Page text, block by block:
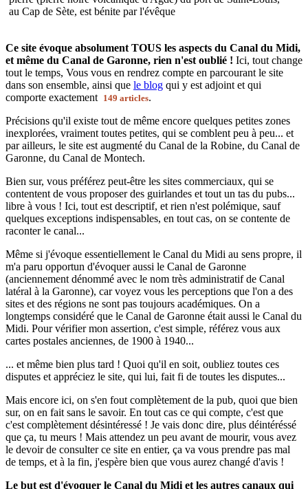
au Cap de Sète, est bénite par l'évêque
Ce site évoque absolument TOUS les aspects du Canal du Midi,
et même du Canal de Garonne, rien n'est oublié ! Ici, tout change
tout le temps, Vous vous en rendrez compte en parcourant le site
dans son ensemble, ainsi que le blog qui y est adjoint et qui
comporte exactement
149 articles.
Précisions qu'il existe tout de même encore quelques petites zones
inexplorées, vraiment toutes petites, qui se comblent peu à peu... et
par ailleurs, le site est augmenté du Canal de la Robine, du Canal de
Garonne, du Canal de Montech.
Bien sur, vous préférez peut-être les sites commerciaux, qui se
contentent de vous proposer des guirlandes et tout un tas du pubs...
libre à vous ! Ici, tout est descriptif, et rien n'est polémique, sauf
quelques exceptions indispensables, en tout cas, on se contente de
raconter le canal...
Même si j'évoque essentiellement le Canal du Midi au sens propre, il
m'a paru opportun d'évoquer aussi le Canal de Garonne
(anciennement dénommé avec le nom très administratif de Canal
latéral à la Garonne), car voyez vous les perceptions que l'on a des
sites et des régions ne sont pas toujours académiques. On a
longtemps considéré que le Canal de Garonne était aussi le Canal du
Midi. Pour vérifier mon assertion, c'est simple, référez vous aux
cartes postales anciennes, de 1900 à 1940...
... et même bien plus tard ! Quoi qu'il en soit, oubliez toutes ces
disputes et appréciez le site, qui lui, fait fi de toutes les disputes...
Mais encore ici, on s'en fout complètement de la pub, quoi que bien
sur, on en fait sans le savoir. En tout cas ce qui compte, c'est que
c'est complètement désintéressé ! Je vais donc dire, plus déintéréssé
que ça, tu meurs ! Mais attendez un peu avant de mourir, vous avez
le devoir de consulter ce site en entier, ça va vous prendre pas mal
de temps, et à la fin, j'espère bien que vous aurez changé d'avis !
Le but est d'évoquer le Canal du Midi et les autres canaux qui